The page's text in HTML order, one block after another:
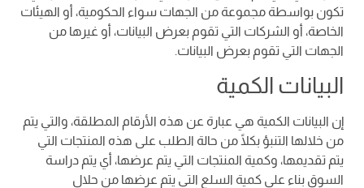
تكون بواسطة مجموعة من الجهات سواء الحكومية، أو الهيئات
الخاصة، أو الشركات التي تقوم بعرض البيانات، أو غيرها من
الجهات التي تقوم بعرض البيانات.
البيانات الكمية
إن البيانات الكمية هي عبارة عن هذه الأرقام المطلقة، والتي يتم
من خلالها التنبؤ بكلًا من حالة الطلب على هذه المنتجات التي
يتم تقديمها، وكمية المنتجات التي يتم عرضها، أي يتم دراسة
السوق بناء على كمية السلع التي يتم عرضها من حلال